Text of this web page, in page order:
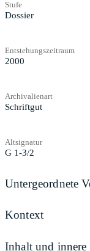
Stufe
Dossier
Entstehungszeitraum
2000
Archivalienart
Schriftgut
Altsignatur
G 1-3/2
Untergeordnete
Kontext
Inhalt und